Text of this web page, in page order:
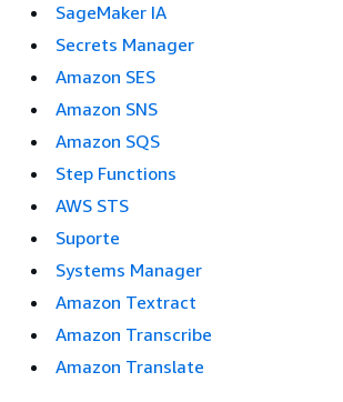
SageMaker IA
Secrets Manager
Amazon SES
Amazon SNS
Amazon SQS
Step Functions
AWS STS
Suporte
Systems Manager
Amazon Textract
Amazon Transcribe
Amazon Translate